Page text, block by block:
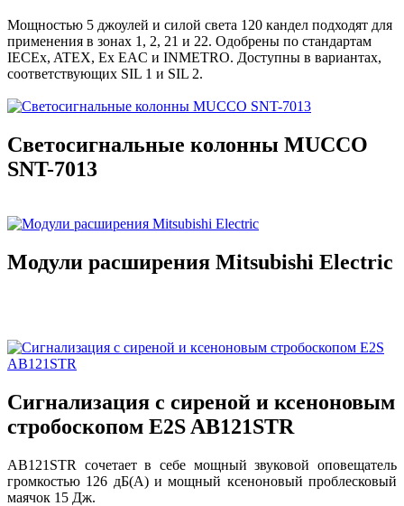
Мощностью 5 джоулей и силой света 120 кандел подходят для
применения в зонах 1, 2, 21 и 22. Одобрены по стандартам
IECEx, ATEX, Ex EAC и INMETRO. Доступны в вариантах,
соответствующих SIL 1 и SIL 2.
Светосигнальные колонны MUCCO
SNT-7013
Модули расширения Mitsubishi Electric
Сигнализация с сиреной и ксеноновым
стробоскопом E2S AB121STR
AB121STR сочетает в себе мощный звуковой оповещатель
громкостью 126 дБ(A) и мощный ксеноновый проблесковый
маячок 15 Дж.